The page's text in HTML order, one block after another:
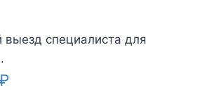
выезд специалиста для